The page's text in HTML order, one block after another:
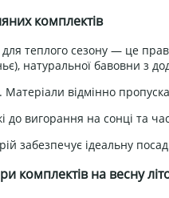
комплектів
для теплого сезону — це
натуральної бавовни з
відмінно
до вигорання на сонці та
забезпечує ідеальну
комплектів на весну